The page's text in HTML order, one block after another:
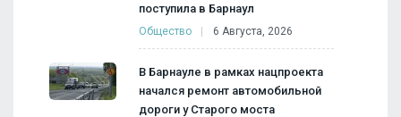
поступила в Барнаул
Общество 6 Августа, 2026
В Барнауле в рамках нацпроекта
начался ремонт автомобильной
дороги у Старого моста